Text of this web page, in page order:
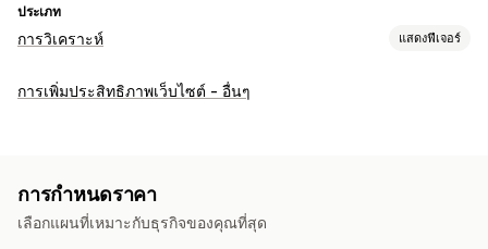
ประเภท
การวิเคราะห์ แสดงฟีเจอร์
พฤติกรรมของลูกค้า
การตลาดและการขาย
การเพิ่มประสิทธิภาพเว็บไซต์ - อื่นๆ
การกำหนดราคา
เลือกแผนที่เหมาะกับธุรกิจของคุณที่สุด